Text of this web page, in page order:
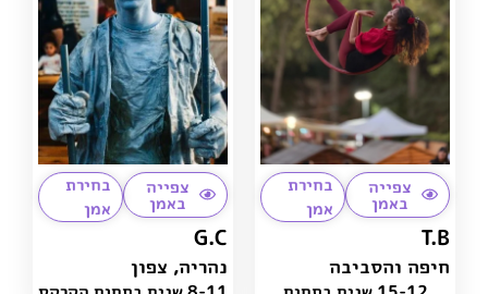
צפייה
באמן
בחירת
אמן
T.B
חיפה והסביבה
צפייה
באמן
בחירת
אמן
G.C
נהריה, צפון